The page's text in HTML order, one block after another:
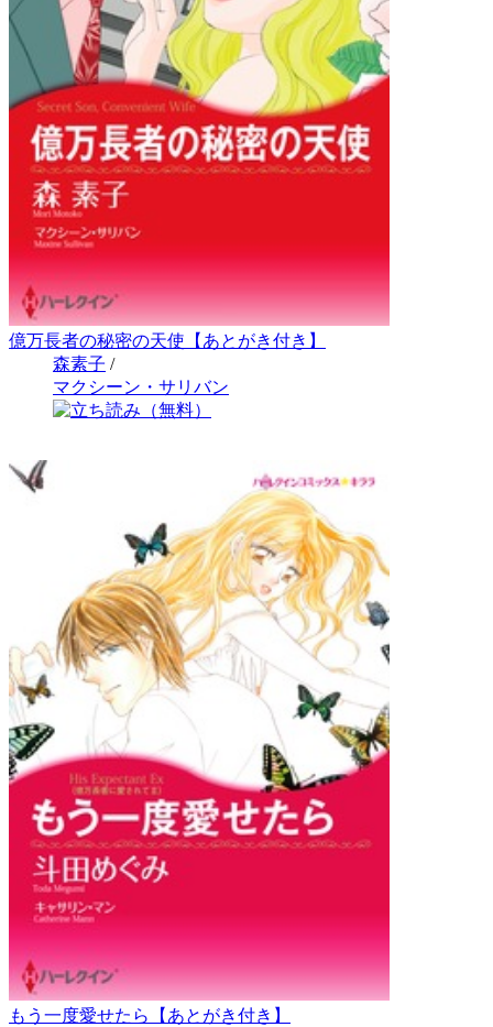
億万長者の秘密の天使【あとがき付き】
森素子 /
マクシーン・サリバン
もう一度愛せたら【あとがき付き】